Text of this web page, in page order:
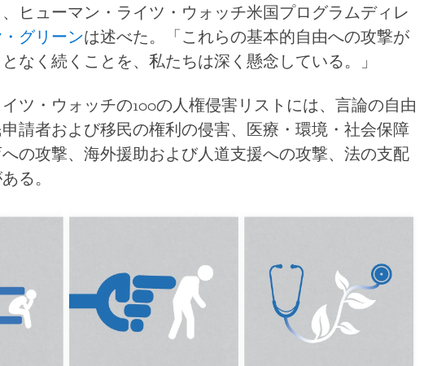
ヒューマン・ライツ・ウォッチ米国プログラムディレ
グリーンは述べた。「これらの基本的自由への攻撃が
なく続くことを、私たちは深く懸念している。」
ツ・ウォッチの100の人権侵害リストには、言論の自由
請者および移民の権利の侵害、医療・環境・社会保障
の攻撃、海外援助および人道支援への攻撃、法の支配
る。